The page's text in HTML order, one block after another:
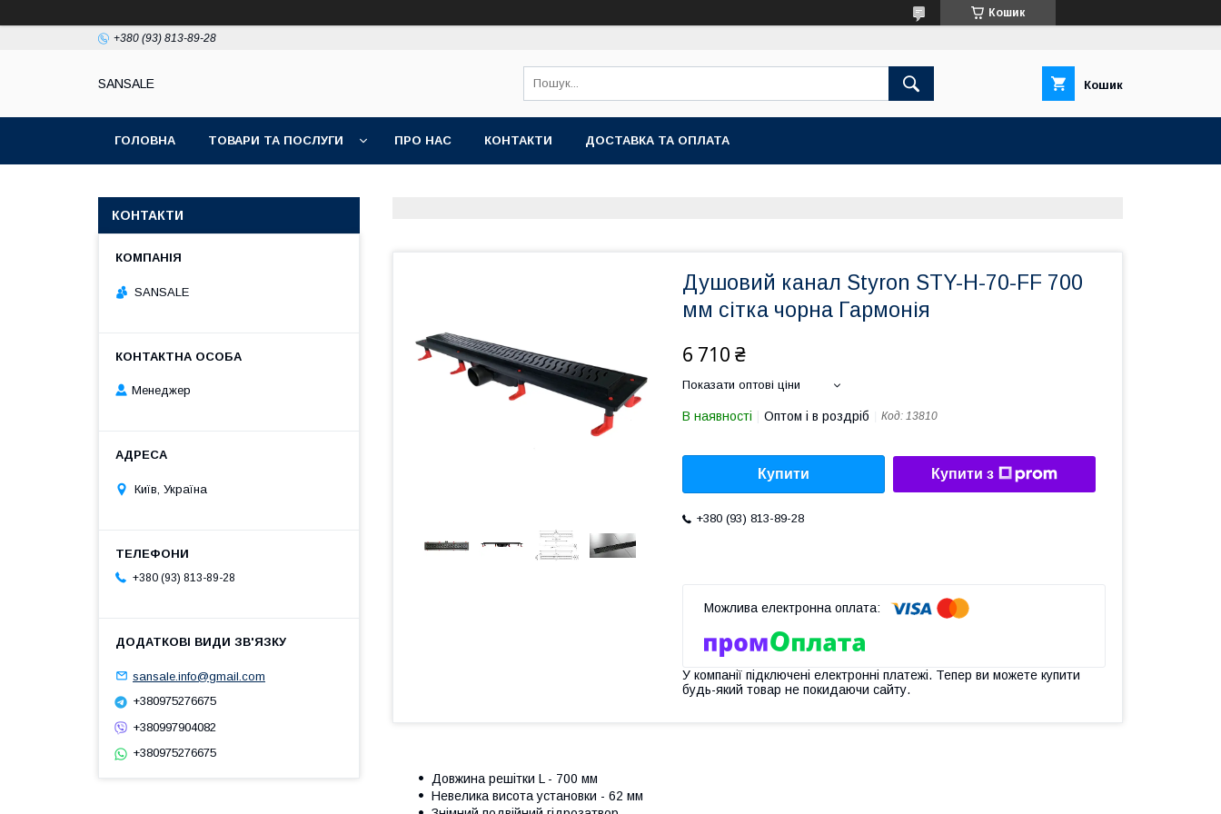
Кошик
+380 (93) 813-89-28
SANSALE Кошик
ГОЛОВНА ТОВАРИ ТА ПОСЛУГИ ПРО НАС КОНТАКТИ ДОСТАВКА ТА ОПЛАТА
Душовий канал Styron STY-H-70-FF 700
мм сітка чорна Гармонія
6 710 ₴
Показати оптові ціни
В наявності Оптом і в роздріб Код: 13810
Купити Купити з
+380 (93) 813-89-28
У компанії підключені електронні платежі. Тепер ви можете купити
будь-який товар не покидаючи сайту.
Довжина решітки L - 700 мм
Невелика висота установки - 62 мм
КОНТАКТИ
SANSALE
Менеджер
Київ, Україна
+380 (93) 813-89-28
sansale.info@gmail.com
+380975276675
+380997904082
+380975276675